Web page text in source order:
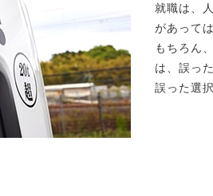
就職は、
があって
もちろん
は、誤っ
誤った選